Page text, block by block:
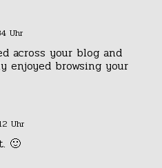
Uhr
across your blog and
enjoyed browsing your
Uhr
🙂